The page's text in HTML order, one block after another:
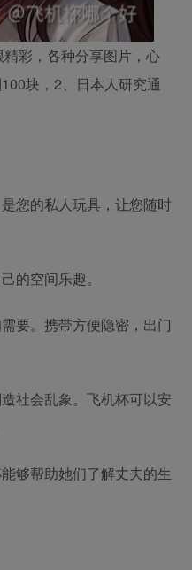
彩，各种分享图片，心
块，2、日本人研究通
您的私人玩具，让您随时
空间乐趣。
要。携带方便隐密，出门
社会乱象。飞机杯可以安
够帮助她们了解丈夫的生